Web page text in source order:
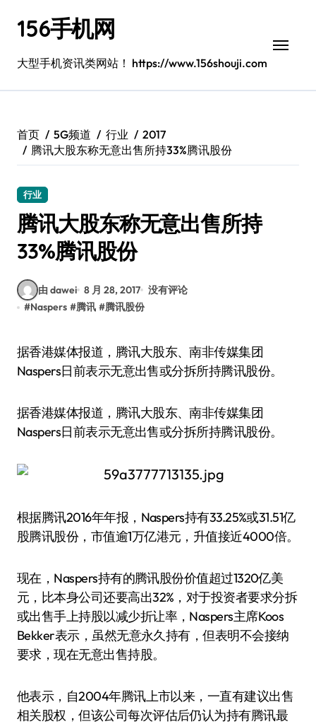
156手机网
大型手机资讯类网站！ https://www.156shouji.com
首页 5G频道 行业
2017
腾讯大股东称无意出售所持33%腾讯股份
行业
腾讯大股东称无意出售所持
33%腾讯股份
由 dawei 8 月 28, 2017 没有评论
#Naspers #腾讯 #腾讯股份
据香港媒体报道，腾讯大股东、南非传媒集团
Naspers日前表示无意出售或分拆所持腾讯股份。
据香港媒体报道，腾讯大股东、南非传媒集团
Naspers日前表示无意出售或分拆所持腾讯股份。
根据腾讯2016年年报，Naspers持有33.25%或31.51亿
股腾讯股份，市值逾1万亿港元，升值接近4000倍。
现在，Naspers持有的腾讯股份价值超过1320亿美
元，比本身公司还要高出32%，对于投资者要求分拆
或出售手上持股以减少折让率，Naspers主席Koos
Bekker表示，虽然无意永久持有，但表明不会接纳
要求，现在无意出售持股。
他表示，自2004年腾讯上市以来，一直有建议出售
相关股权，但该公司每次评估后仍认为持有腾讯最